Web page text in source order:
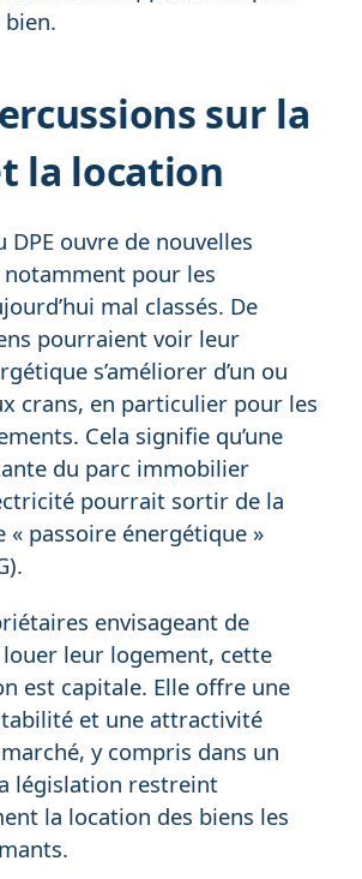
sur la
la location
DPE ouvre de nouvelles
notamment pour les
mal classés. De
pourraient voir leur
s’améliorer d’un ou
crans, en particulier pour les
Cela signifie qu’une
du parc immobilier
pourrait sortir de la
« passoire énergétique »
envisageant de
leur logement, cette
est capitale. Elle offre une
et une attractivité
y compris dans un
législation restreint
la location des biens les